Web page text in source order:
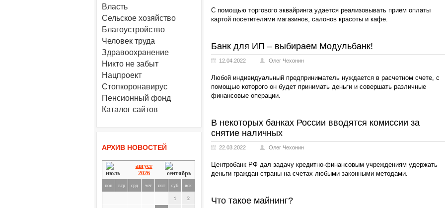
Власть
Сельское хозяйство
Благоустройство
Человек труда
Здравоохранение
Никто не забыт
Нацпроект
Стопкоронавирус
Пенсионный фонд
Каталог сайтов
АРХИВ НОВОСТЕЙ
август
2026
пон втр срд чет пят суб вск
1 2
С помощью торгового эквайринга удается реализовывать прием оплаты
картой посетителями магазинов, салонов красоты и кафе.
Банк для ИП – выбираем Модульбанк!
12.04.2022 Олег Чехонин
Любой индивидуальный предприниматель нуждается в расчетном счете, с
помощью которого он будет принимать деньги и совершать различные
финансовые операции.
В некоторых банках России вводятся комиссии за
снятие наличных
22.03.2022 Олег Чехонин
Центробанк РФ дал задачу кредитно-финансовым учреждениям удержать
деньги граждан страны на счетах любыми законными методами.
Что такое майнинг?